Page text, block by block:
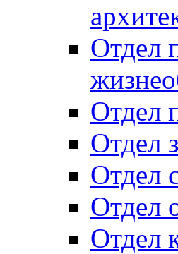
Отдел
Отдел
Отдел
Отдел
Отдел
Отдел